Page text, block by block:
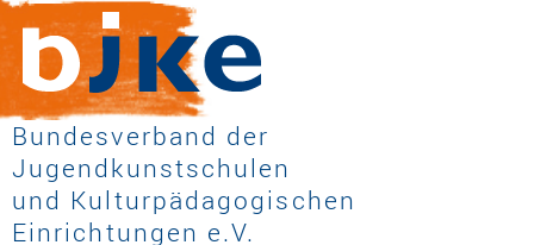
Bundesverband der
Jugendkunstschulen
und Kulturpädagogischen
Einrichtungen e.V.